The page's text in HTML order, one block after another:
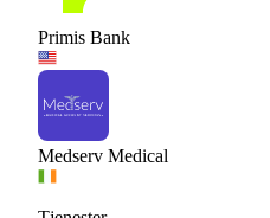
Primis Bank
Medserv Medical